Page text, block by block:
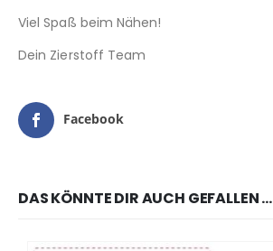
Viel Spaß beim Nähen!
Dein Zierstoff Team
Facebook
DAS KÖNNTE DIR AUCH GEFALLEN …